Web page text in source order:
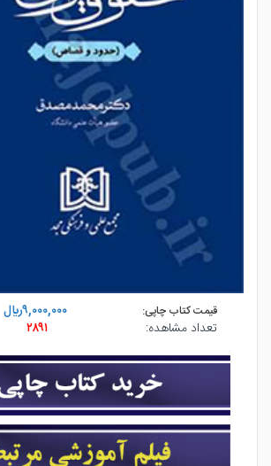
قیمت کتاب چاپی:
۹,۰۰۰,۰۰۰ريال
تعداد مشاهده:
۲۸۹۱